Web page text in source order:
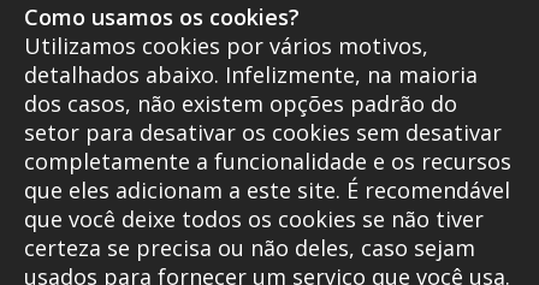
Como usamos os cookies?
Utilizamos cookies por vários motivos,
detalhados abaixo. Infelizmente, na maioria
dos casos, não existem opções padrão do
setor para desativar os cookies sem desativar
completamente a funcionalidade e os recursos
que eles adicionam a este site. É recomendável
que você deixe todos os cookies se não tiver
certeza se precisa ou não deles, caso sejam
usados para fornecer um serviço que você usa.